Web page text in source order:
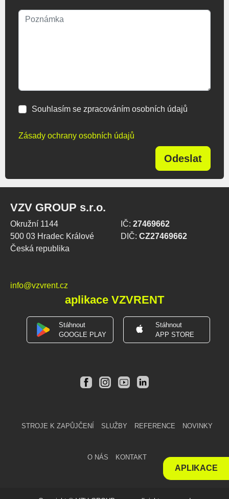
Souhlasím se zpracováním osobních údajů
Zásady ochrany osobních údajů
Odeslat
VZV GROUP s.r.o.
Okružní 1144
500 03 Hradec Králové
Česká republika
IČ: 27469662
DIČ: CZ27469662
info@vzvrent.cz
aplikace VZVRENT
Stáhnout
GOOGLE PLAY
Stáhnout
APP STORE
STROJE K ZAPŮJČENÍ SLUŽBY REFERENCE NOVINKY
O NÁS KONTAKT
APLIKACE